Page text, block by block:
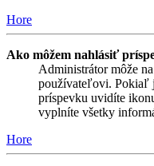
Hore
Ako môžem nahlásiť
Administrátor môže
používateľovi. Pokiaľ
príspevku uvidíte
vyplníte všetky
Hore